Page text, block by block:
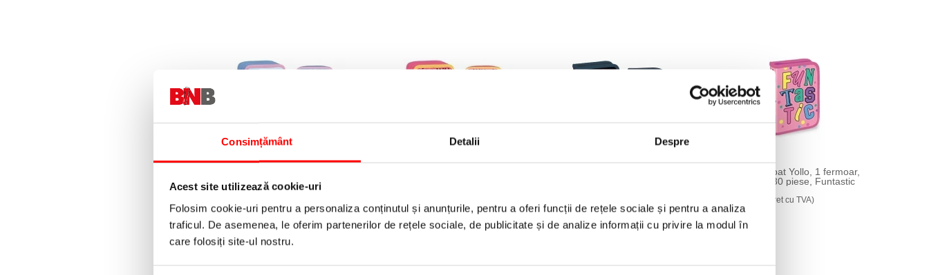
Consimțământ Detalii Despre
Acest site utilizează cookie-uri
Folosim cookie-uri pentru a personaliza conținutul și anunțurile, pentru a oferi funcții de rețele sociale și pentru a analiza
traficul. De asemenea, le oferim partenerilor de rețele sociale, de publicitate și de analize informații cu privire la modul în
care folosiți site-ul nostru.
fermoare, 38 piese, Sweet Love
Penar echipat Yollo, 1 fermoar,
2 extensii, 30 piese, Funtastic
(pret cu TVA)